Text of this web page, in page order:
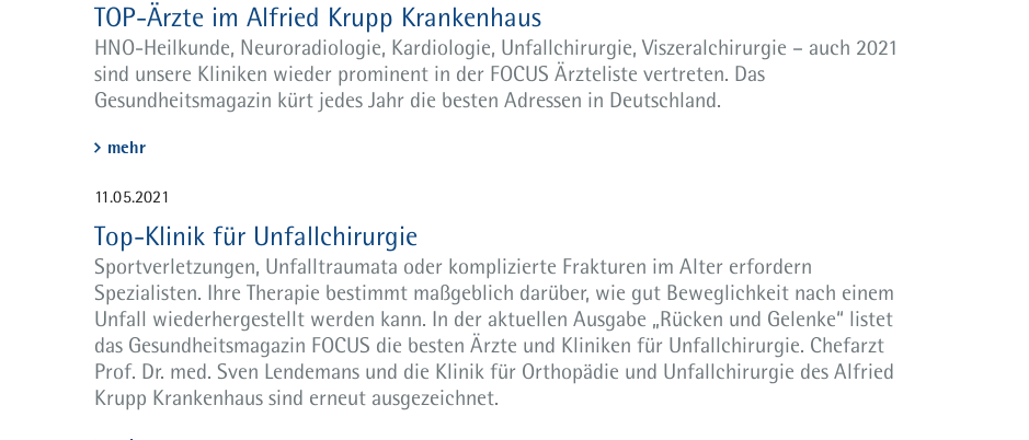
TOP-Ärzte im Alfried Krupp Krankenhaus
HNO-Heilkunde, Neuroradiologie, Kardiologie, Unfallchirurgie, Viszeralchirurgie – auch 2021
sind unsere Kliniken wieder prominent in der FOCUS Ärzteliste vertreten. Das
Gesundheitsmagazin kürt jedes Jahr die besten Adressen in Deutschland.
mehr
11.05.2021
Top-Klinik für Unfallchirurgie
Sportverletzungen, Unfalltraumata oder komplizierte Frakturen im Alter erfordern
Spezialisten. Ihre Therapie bestimmt maßgeblich darüber, wie gut Beweglichkeit nach einem
Unfall wiederhergestellt werden kann. In der aktuellen Ausgabe „Rücken und Gelenke“ listet
das Gesundheitsmagazin FOCUS die besten Ärzte und Kliniken für Unfallchirurgie. Chefarzt
Prof. Dr. med. Sven Lendemans und die Klinik für Orthopädie und Unfallchirurgie des Alfried
Krupp Krankenhaus sind erneut ausgezeichnet.